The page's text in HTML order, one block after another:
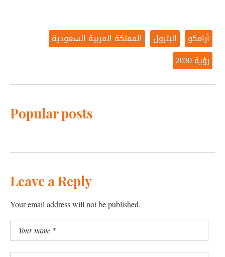
أرامكو البترول
المملكة العربية السعودية
رؤية 2030
Popular posts
Leave a Reply
Your email address will not be published.